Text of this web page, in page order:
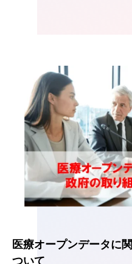
医療オープンデータに
ついて